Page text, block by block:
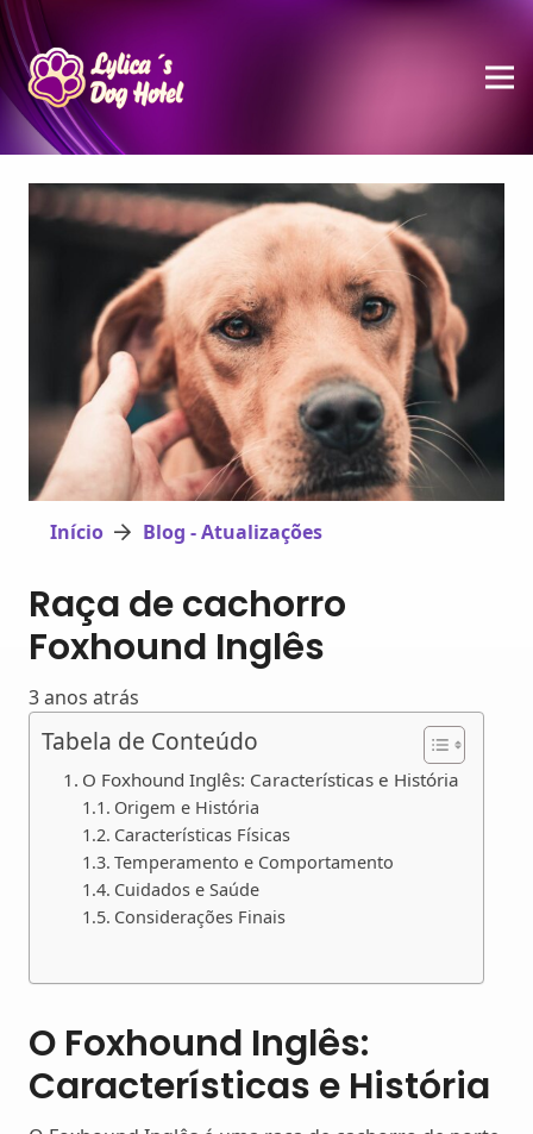
Início Blog - Atualizações
Raça de cachorro
Foxhound Inglês
3 anos atrás
Tabela de Conteúdo
O Foxhound Inglês: Características e História
Origem e História
Características Físicas
Temperamento e Comportamento
Cuidados e Saúde
Considerações Finais
O Foxhound Inglês:
Características e História